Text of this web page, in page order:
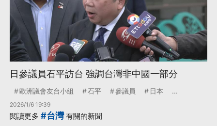
日參議員石平訪台 強調台灣非中國一部分
歐洲議會友台小組 石平 參議員 日本 ...
2026/1/6 19:39
閱讀更多 #台灣有關的新聞